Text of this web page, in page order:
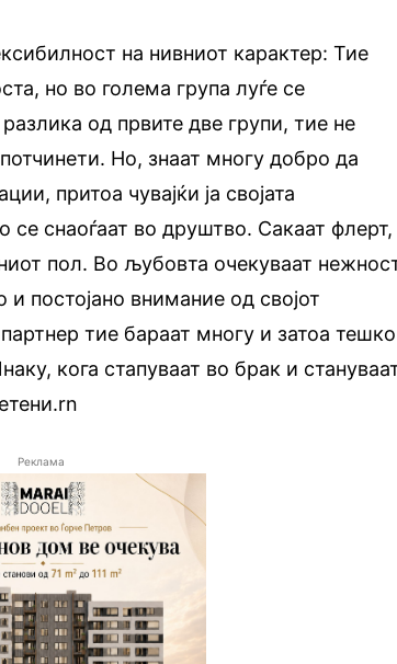
на нивниот карактер: Тие
но во голема група луѓе се
од првите две групи, тие не
Но, знаат многу добро да
притоа чувајќи ја својата
се снаоѓаат во друштво. Сакаат флерт,
пол. Во љубовта очекуваат
постојано внимание од својот
тие бараат многу и затоа тешко
кога стапуваат во брак и
Реклама